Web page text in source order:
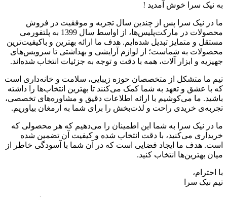
به نیک سرا خوش آمدید !
ما در نیک سرا پس از چندین سال تجربه و موفقیت در فروش
محصولات در مارکت‌پلیس‌ها، از اواسط سال 1399 به پلتفورمی
مستقل و متمایز تبدیل شده‌ایم. هدف ما ارائه بهترین و باکیفیت‌ترین
محصولات به شماست؛ از لوازم آرایشی و بهداشتی تا سرویس‌های
جهیزیه و ابزار آلات، همه با دقت و توجه به جزئیات انتخاب شده‌اند.
تیم ما متشکل از متخصصان حوزه زیبایی، سلامت و خانه‌داری است
که با عشق و تعهد به شما کمک می‌کنند تا بهترین انتخاب‌ها را داشته
باشید. ما می‌کوشیم با ارائه اطلاعات دقیق و مشاوره‌های تخصصی،
تجربه‌ی خریدی راحت و لذت‌بخش را برای شما به ارمغان بیاوریم.
ما در نیک سرا به شما این اطمینان را می‌دهیم که هر محصولی که
خریداری می‌کنید، با دقت انتخاب شده و کیفیت آن تضمین شده
است. هدف ما ایجاد فضایی است که در آن شما با آسودگی خاطر از
میان بهترین‌ها انتخاب کنید.
با احترام،
تیم نیک سرا